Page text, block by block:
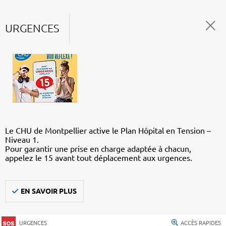
URGENCES
Le CHU de Montpellier active le Plan Hôpital en Tension –
Niveau 1.
Pour garantir une prise en charge adaptée à chacun,
appelez le 15 avant tout déplacement aux urgences.
EN SAVOIR PLUS
URGENCES ACCÈS RAPIDES